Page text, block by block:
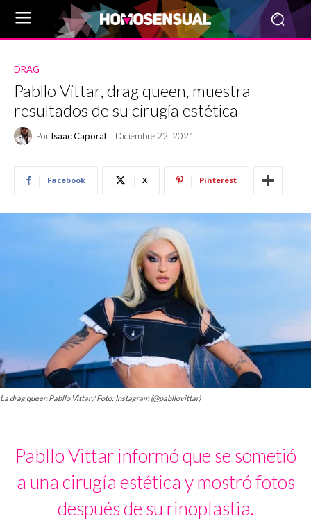
DRAG
Pabllo Vittar, drag queen, muestra
resultados de su cirugía estética
Por Isaac Caporal Diciembre 22, 2021
Facebook X Pinterest
La drag queen Pabllo Vittar / Foto: Instagram (@pabllovittar)
Pabllo Vittar informó que se sometió
a una cirugía estética y mostró fotos
después de su rinoplastia.